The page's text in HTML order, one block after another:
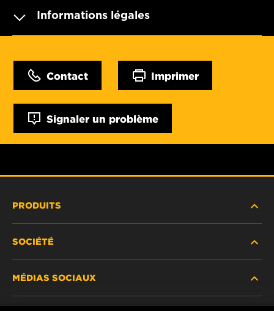
Informations légales
Contact Imprimer
Signaler un problème
PRODUITS
PRODUITS ABANDONNÉS / REMPLACÉS
SOCIÉTÉ
MÉDIAS SOCIAUX